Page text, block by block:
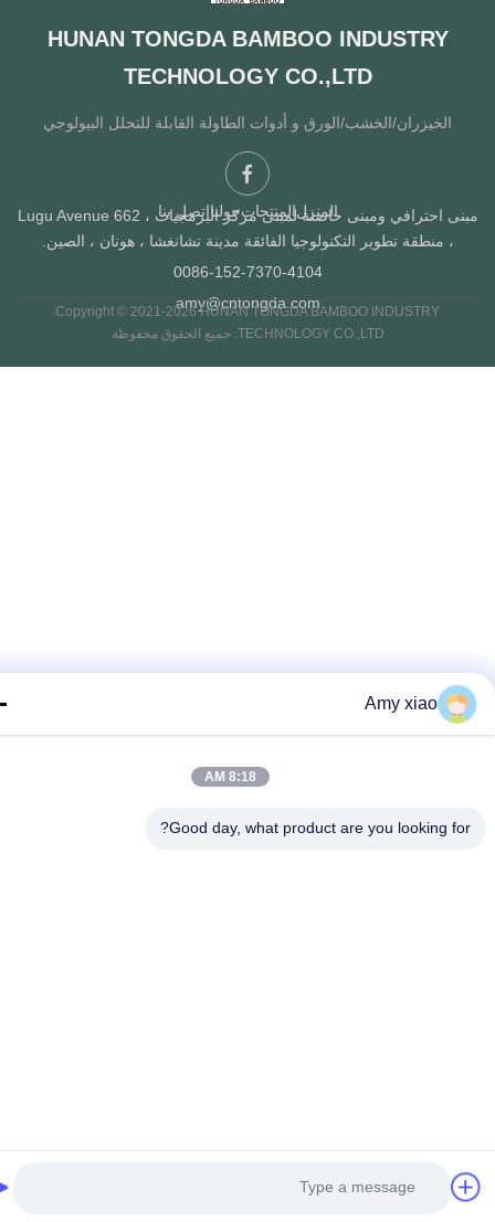
HUNAN TONGDA BAMBOO INDUSTRY
TECHNOLOGY CO.,LTD
الخيزران/الخشب/الورق و أدوات الطاولة القابلة للتحلل البيولوجي
المنزلالمنتجاتحولنااتصل بنا
مبنى احترافي ومبنى حاضنة لمبنى مركز البرمجيات ، Lugu Avenue 662
، منطقة تطوير التكنولوجيا الفائقة مدينة تشانغشا ، هونان ، الصين.
0086-152-7370-4104
amy@cntongda.com
Copyright © 2021-2026 HUNAN TONGDA BAMBOO INDUSTRY
TECHNOLOGY CO.,LTD. جميع الحقوق محفوظة
Amy xiao
8:18 AM
Good day, what product are you looking